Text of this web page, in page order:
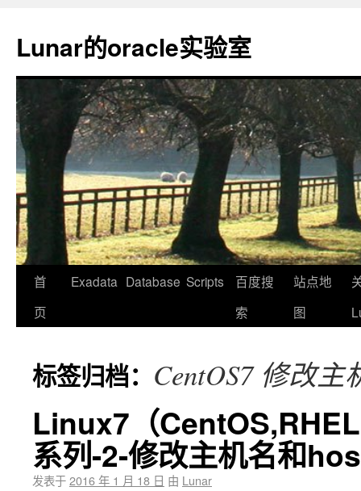
Lunar的oracle实验室
首
页
Exadata Database Scripts
百度搜
索
站点地
图
标签归档： CentOS7 修改主
Linux7（
系列-2-修改主机名和
发表于2016 年 1 月 18 日 由 Lunar